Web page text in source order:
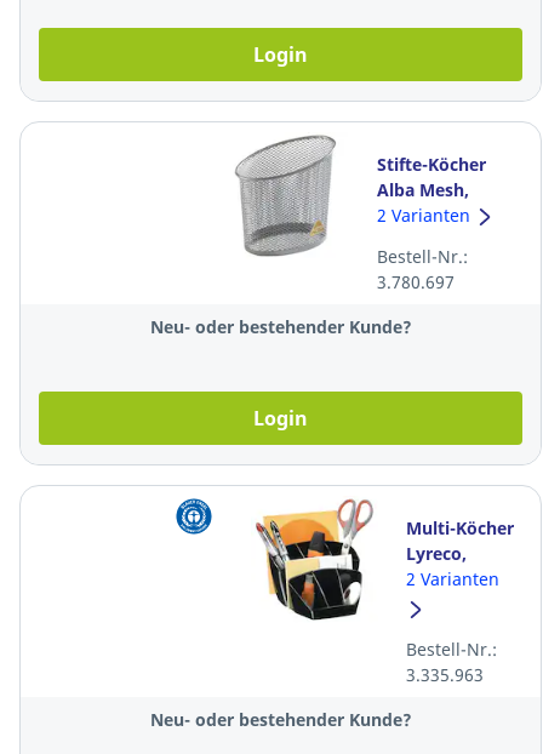
Login
Stifte-Köcher
Alba Mesh,
grau/Metall
2 Varianten
Bestell-Nr.:
3.780.697
Neu- oder bestehender Kunde?
Login
Multi-Köcher
Lyreco,
9.3x14.3 cm,
schwarz
2 Varianten
Bestell-Nr.:
3.335.963
Neu- oder bestehender Kunde?